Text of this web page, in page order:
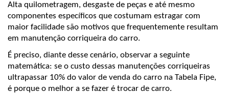
Alta quilometragem, desgaste de peças e até mesmo
componentes específicos que costumam estragar com
maior facilidade são motivos que frequentemente resultam
em manutenção corriqueira do carro.
É preciso, diante desse cenário, observar a seguinte
matemática: se o custo dessas manutenções corriqueiras
ultrapassar 10% do valor de venda do carro na Tabela Fipe,
é porque o melhor a se fazer é trocar de carro.